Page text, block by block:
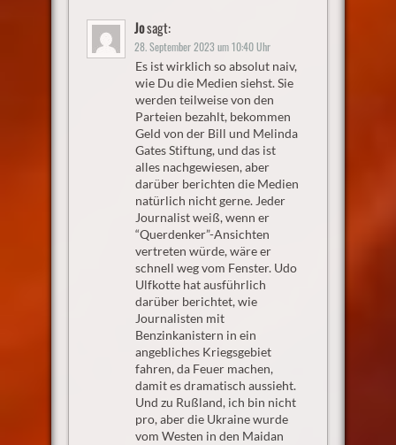
Josagt:
28. September 2023 um 10:40 Uhr
Es ist wirklich so absolut naiv,
wie Du die Medien siehst. Sie
werden teilweise von den
Parteien bezahlt, bekommen
Geld von der Bill und Melinda
Gates Stiftung, und das ist
alles nachgewiesen, aber
darüber berichten die Medien
natürlich nicht gerne. Jeder
Journalist weiß, wenn er
“Querdenker”-Ansichten
vertreten würde, wäre er
schnell weg vom Fenster. Udo
Ulfkotte hat ausführlich
darüber berichtet, wie
Journalisten mit
Benzinkanistern in ein
angebliches Kriegsgebiet
fahren, da Feuer machen,
damit es dramatisch aussieht.
Und zu Rußland, ich bin nicht
pro, aber die Ukraine wurde
vom Westen in den Maidan